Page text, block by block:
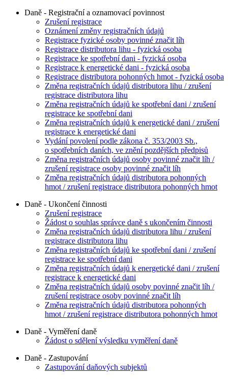
Daně - Registrační a oznamovací povinnost
Zrušení registrace
Oznámení změny registračních údajů
Registrace fyzické osoby povinné značit líh
Registrace distributora lihu - fyzická osoba
Registrace ke spotřební dani - fyzická osoba
Registrace k energetické dani - fyzická osoba
Registrace distributora pohonných hmot - fyzická osoba
Změna registračních údajů distributora lihu / zrušení
registrace distributora lihu
Změna registračních údajů ke spotřební dani / zrušení
registrace ke spotřební dani
Změna registračních údajů k energetické dani / zrušení
registrace k energetické dani
Vydání povolení podle zákona č. 353/2003 Sb.,
o spotřebních daních, ve znění pozdějších předpisů
Změna registračních údajů osoby povinné značit líh /
zrušení registrace osoby povinné značit líh
Změna registračních údajů distributora pohonných
hmot / zrušení registrace distributora pohonných hmot
Daně - Ukončení činnosti
Zrušení registrace
Žádost o souhlas správce daně s ukončením činnosti
Změna registračních údajů distributora lihu / zrušení
registrace distributora lihu
Změna registračních údajů ke spotřební dani / zrušení
registrace ke spotřební dani
Změna registračních údajů k energetické dani / zrušení
registrace k energetické dani
Změna registračních údajů osoby povinné značit líh /
zrušení registrace osoby povinné značit líh
Změna registračních údajů distributora pohonných
hmot / zrušení registrace distributora pohonných hmot
Daně - Vyměření daně
Žádost o sdělení výsledku vyměření daně
Daně - Zastupování
Zastupování daňových subjektů